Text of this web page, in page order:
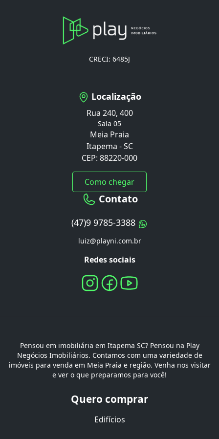
CRECI: 6485J
Localização
Rua 240, 400
Sala 05
Meia Praia
Itapema - SC
CEP: 88220-000
Como chegar
Contato
(47)9 9785-3388
luiz@playni.com.br
Redes sociais
Pensou em imobiliária em Itapema SC? Pensou na Play
Negócios Imobiliários. Contamos com uma variedade de
imóveis para venda em Meia Praia e região. Venha nos visitar
e ver o que preparamos para você!
Quero comprar
Edifícios